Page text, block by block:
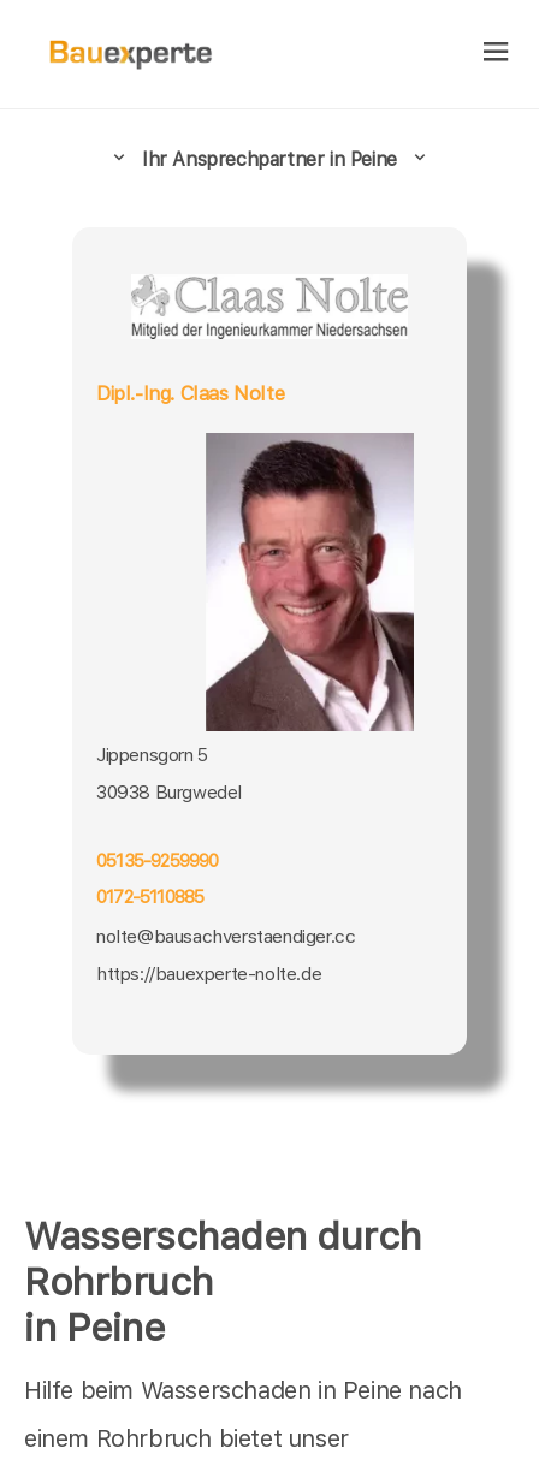
Wasserschaden durch
Rohrbruch
in Peine
Hilfe beim Wasserschaden in Peine nach
einem Rohrbruch bietet unser
Ihr Ansprechpartner in Peine
Dipl.-Ing. Claas Nolte
Jippensgorn 5
30938 Burgwedel
05135-9259990
0172-5110885
nolte@bausachverstaendiger.cc
https://bauexperte-nolte.de